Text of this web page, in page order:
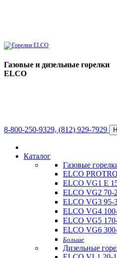
Газовые и дизельные горелки
ELCO
8-800-250-9329, (812) 929-7929
Каталог
Газовые
ELCO
ELCO VG1 E
ELCO VG2 70-
ELCO VG3 95-
ELCO VG4
ELCO VG5
ELCO VG6
Больше
Дизельные